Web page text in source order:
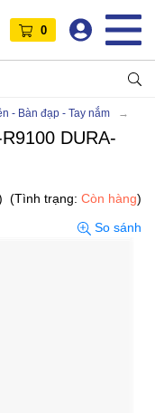
0
- Bàn đạp - Tay nắm
DURA-
(Tình trạng: Còn hàng)
So sánh